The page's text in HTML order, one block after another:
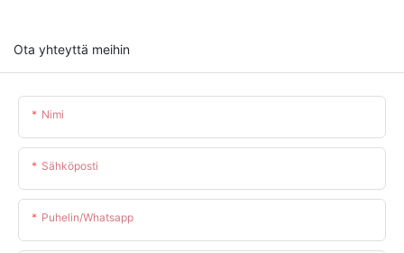
Ota yhteyttä meihin
Nimi
Sähköposti
Puhelin/whatsapp